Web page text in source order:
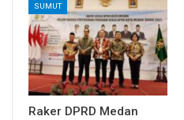
SUMUT
Raker DPRD Medan